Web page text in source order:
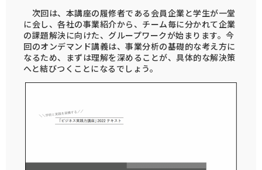
次回は、本講座の履修者である会員企業と学生が一堂
に会し、各社の事業紹介から、チーム毎に分かれて企業
の課題解決に向けた、グループワークが始まります。今
回のオンデマンド講義は、事業分析の基礎的な考え方に
なるため、まずは理解を深めることが、具体的な解決策
へと結びつくことになるでしょう。